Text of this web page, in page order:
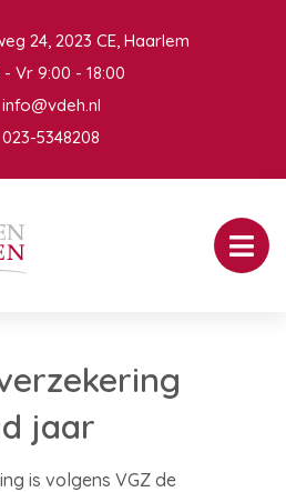
24, 2023 CE, Haarlem
- Vr 9:00 - 18:00
info@vdeh.nl
023-5348208
jaar
is volgens VGZ de